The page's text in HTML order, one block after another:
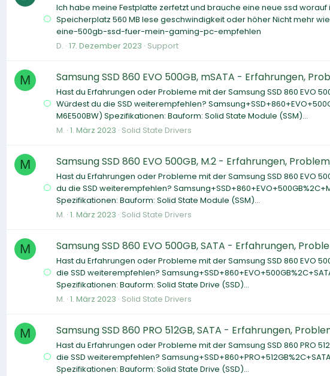
Ich habe meine Festplatte zerfetzt und brauche eine neue ssd
Speicherplatz 560 MB lese geschwindigkeit oder höher Nicht mehr
eine-500gb-ssd-fuer-mein-gaming-pc-empfehlen
D. 17. Dezember 2023 Support
M Samsung SSD 860 EVO 500GB, mSATA - Erfahrungen,
Hast du Erfahrungen oder Probleme mit der Samsung SSD 860 EVO
Würdest du die SSD weiterempfehlen?
M6E500BW) Spezifikationen: Bauform: Solid State Module (SSM)...
M. 1. März 2023 Solid State Drivers
M Samsung SSD 860 EVO 500GB, M.2 - Erfahrungen,
Hast du Erfahrungen oder Probleme mit der Samsung SSD 860 EVO
du die SSD weiterempfehlen?
Spezifikationen: Bauform: Solid State Module (SSM)...
M. 1. März 2023 Solid State Drivers
M Samsung SSD 860 EVO 500GB, SATA - Erfahrungen,
Hast du Erfahrungen oder Probleme mit der Samsung SSD 860 EVO
die SSD weiterempfehlen?
Spezifikationen: Bauform: Solid State Drive (SSD)...
M. 1. März 2023 Solid State Drivers
M Samsung SSD 860 PRO 512GB, SATA - Erfahrungen,
Hast du Erfahrungen oder Probleme mit der Samsung SSD 860 PRO
die SSD weiterempfehlen?
Spezifikationen: Bauform: Solid State Drive (SSD)...